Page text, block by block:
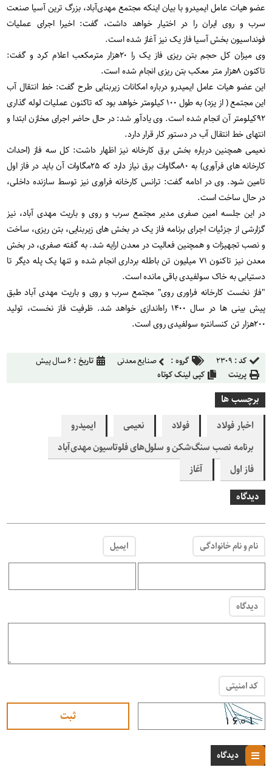
عضو هیات عامل ایمیدرو با بیان اینکه مجتمع مهدی‌آباد، بزرگ ترین آسیا صنعت
سرب و روی ایران را در اختیار خواهد داشت، گفت: اخیرا اجرای عملیات
فونداسیون بخش آسیا فاز یک نیز آغاز شده است.
وی میزان کل حجم بتن ریزی فاز یک را ۲۰هزار مترمکعب اعلام کرد و گفت:
تاکنون ۸هزار متر معکب بتن ریزی انجام شده است.
این عضو هیات عامل ایمیدرو درباره امکانات زیربنایی طرح گفت: خط انتقال آب
این مجتمع ( از یزد) به طول ۱۰۰ کیلومتر خواهد بود که تاکنون عملیات لوله گذاری
۹۲کیلومتر آن انجام شده است. وی یادآور شد: در حال حاضر اجرای مخازن ابتدا و
انتهای خط انتقال آب در دستور کار قرار دارد.
نعیمی همچنین درباره بخش برق کارخانه نیز اظهار داشت: کل سه فاز (احداث
کارخانه های فرآوری) به ۸۰مگاوات برق نیاز دارد که ۲۵مگاوات آن باید در فاز اول
تامین شود. وی در ادامه گفت: ترانس کارخانه فراوری نیز توسط سازنده داخلی،
در حال ساخت است.
در این جلسه امین صفری مدیر مجتمع سرب و روی و باریت مهدی آباد،‌ نیز
گزارشی از جزئیات اجرای برنامه فاز یک در بخش های زیربنایی،‌ بتن ریزی، ساخت
و نصب تجهیزات و همچنین فعالیت در معدن ارایه شد. به گفته صفری، در بخش
معدن نیز تاکنون ۷۱ میلیون تن باطله برداری انجام شده و تنها یک پله دیگر تا
دستیابی به خاک سولفیدی باقی مانده است.
"فاز نخست کارخانه فراوری روی" مجتمع سرب و روی و باریت مهدی آباد طبق
پیش بینی ها در سال ۱۴۰۰ راه‌اندازی خواهد شد. ظرفیت فاز نخست، تولید
۲۰۰هزار تن کنسانتره سولفیدی روی است.
کد : ۲۳۰۹ گروه : صنایع معدنی تاریخ : ۶ سال پیش
پرینت
کپی لینک کوتاه
برچسب ها
اخبار فولاد
فولاد نعیمی
ایمیدرو
برنامه نصب سنگ‌شکن و سلول‌های فلوتاسیون مهدی‌آباد
فاز اول
آغاز
دیدگاه
نام و نام خانوادگی ایمیل
دیدگاه
کد امنیتی
دیدگاه